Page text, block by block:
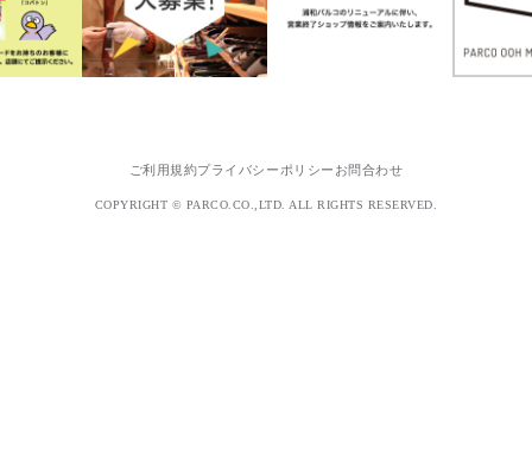
ご利用規約プライバシーポリシー お問合わせ
COPYRIGHT © PARCO.CO.,LTD. ALL RIGHTS RESERVED.